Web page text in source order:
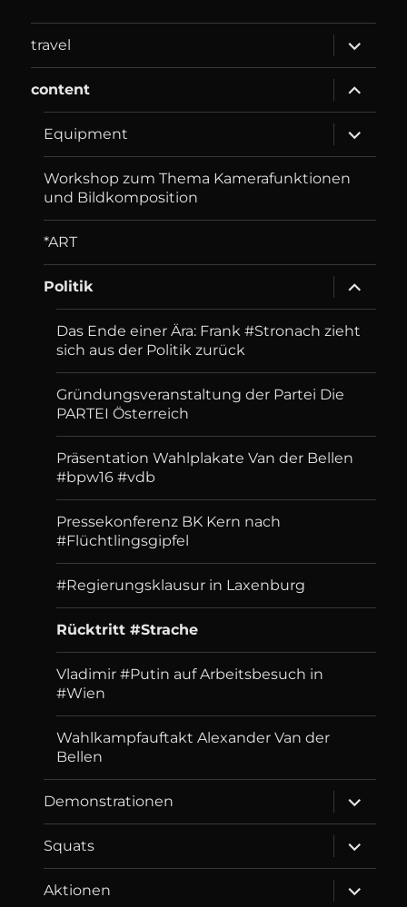
travel
expand
child
menu
content
expand
child
menu
Equip­ment
expand
child
menu
Workshop zum Thema Kamerafunktionen
und Bildkomposition
*ART
Politik
expand
child
menu
Das Ende einer Ära: Frank #Stronach zieht
sich aus der Politik zurück
Gründungsveranstaltung der Partei Die
PARTEI Österreich
Präsentation Wahlplakate Van der Bellen
#bpw16 #vdb
Pressekonferenz BK Kern nach
#Flüchtlingsgipfel
#Regierungsklausur in Laxenburg
Rücktritt #Strache
Vladimir #Putin auf Arbeitsbesuch in
#Wien
Wahlkampfauftakt Alexander Van der
Bellen
Demonstrationen
expand
child
menu
Squats
expand
child
menu
Aktionen
expand
child